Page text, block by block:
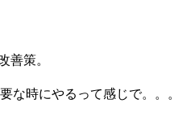
善策。
な時にやるって感じで。。。